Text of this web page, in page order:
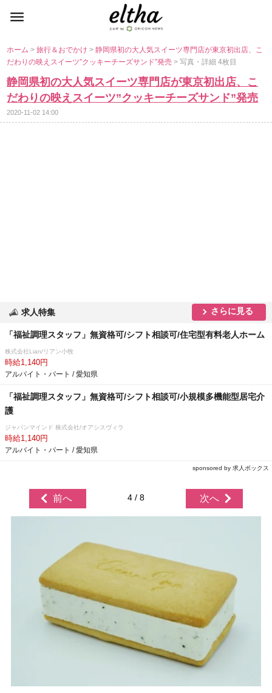
ホーム>旅行＆おでかけ>静岡県初の大人気スイーツ専門店が東京初出店、こ
だわりの映えスイーツ”クッキーチーズサンド”発売> 写真・詳細 4枚目
静岡県初の大人気スイーツ専門店が東京初出店、こ
だわりの映えスイーツ”クッキーチーズサンド”発売
2020-11-02 14:00
求人特集 さらに見る
「福祉調理スタッフ」無資格可/シフト相談可/住宅型有料老人ホーム
株式会社Lian/リアン小牧
時給1,140円
アルバイト・パート / 愛知県
「福祉調理スタッフ」無資格可/シフト相談可/小規模多機能型居宅介
護
ジャパンマインド 株式会社/オアシスヴィラ
時給1,140円
アルバイト・パート / 愛知県
sponsored by 求人ボックス
前へ 4 / 8 次へ